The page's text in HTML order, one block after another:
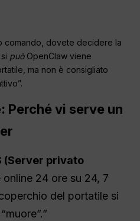
comando, dovete decidere la
puòOpenClaw viene
ma non è consigliato
Perché vi serve un
(Server privato
online 24 ore su 24, 7
del portatile si